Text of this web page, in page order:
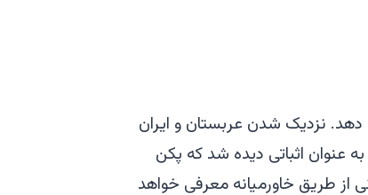
دهد. نزدیک شدن عربستان و ایران
به عنوان اثباتی دیده شد که پکن
از طریق خاورمیانه معرفی خواهد